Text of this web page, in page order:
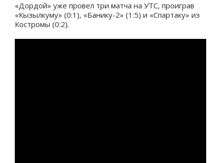
«Дордой» уже провел три матча на УТС, проиграв
«Кызылкуму» (0:1), «Банику-2» (1:5) и «Спартаку» из
Костромы (0:2).